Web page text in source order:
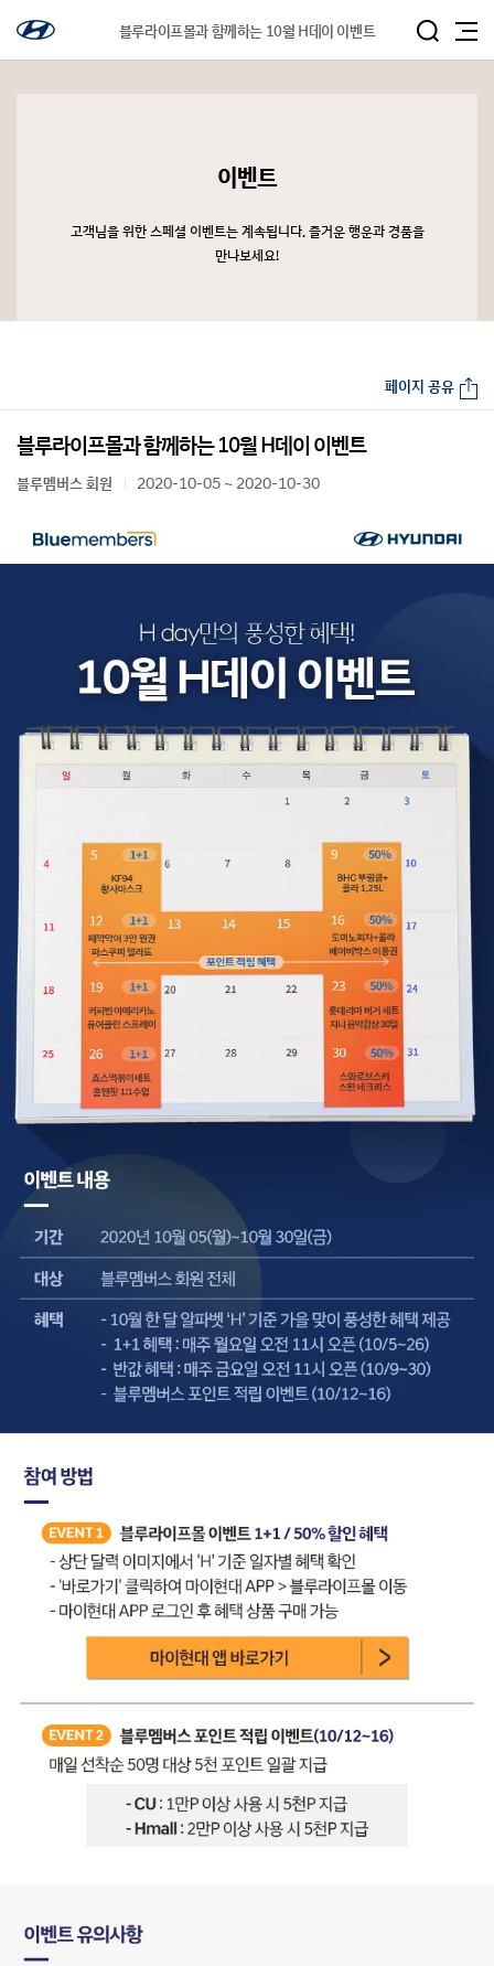
블루라이프몰과 함께하는 10월 H데이 이벤트
이벤트
고객님을 위한 스페셜 이벤트는 계속됩니다. 즐거운 행운과 경품을
만나보세요!
블루라이프몰과 함께하는 10월 H데이 이벤트
블루멤버스 회원 2020-10-05 ~ 2020-10-30
페이지 공유